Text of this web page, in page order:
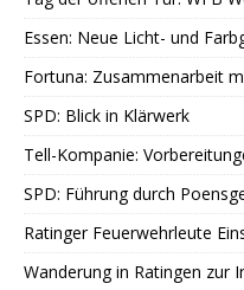
Essen: Neue Licht- und
Fortuna: Zusammenarbeit
SPD: Blick in Klärwerk
Tell-Kompanie:
SPD: Führung durch
Ratinger Feuerwehrleute
Wanderung in Ratingen zur